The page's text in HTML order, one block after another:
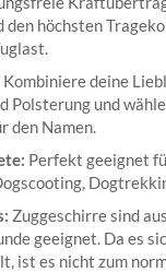
den höchsten
Kombiniere deine
Polsterung und
den Namen.
Perfekt geeignet
Zuggeschirre sind
geeignet. Da es
ist es nicht zum